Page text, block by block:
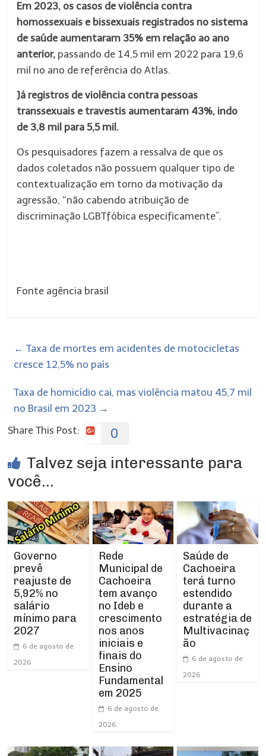
Em 2023, os casos de violência contra
homossexuais e bissexuais registrados no sistema
de saúde aumentaram 35% em relação ao ano
anterior, passando de 14,5 mil em 2022 para 19,6
mil no ano de referência do Atlas.
Já registros de violência contra pessoas
transsexuais e travestis aumentaram 43%, indo
de 3,8 mil para 5,5 mil.
Os pesquisadores fazem a ressalva de que os
dados coletados não possuem qualquer tipo de
contextualização em torno da motivação da
agressão, “não cabendo atribuição de
discriminação LGBTfóbica especificamente”.
Fonte agência brasil
← Taxa de mortes em acidentes de motocicletas
cresce 12,5% no país
Taxa de homicídio cai, mas violência matou 45,7 mil
no Brasil em 2023 →
Share This Post:
0
Talvez seja interessante para
você...
Governo
prevê
reajuste de
5,92% no
salário
mínimo para
2027
6 de agosto de
2026
Rede
Municipal de
Cachoeira
tem avanço
no Ideb e
crescimento
nos anos
iniciais e
finais do
Ensino
Fundamental
em 2025
6 de agosto de
2026
Saúde de
Cachoeira
terá turno
estendido
durante a
estratégia de
Multivacinaç
ão
6 de agosto de
2026